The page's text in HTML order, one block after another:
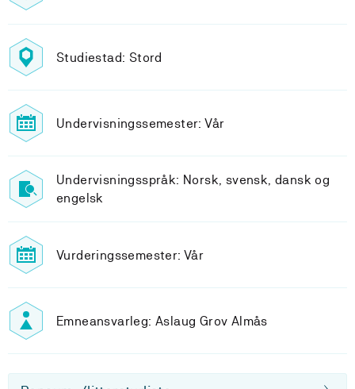
Studiestad: Stord
Undervisningssemester: Vår
Undervisningsspråk: Norsk, svensk, dansk og
engelsk
Vurderingssemester: Vår
Emneansvarleg: Aslaug Grov Almås